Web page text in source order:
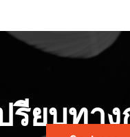
รียบทา